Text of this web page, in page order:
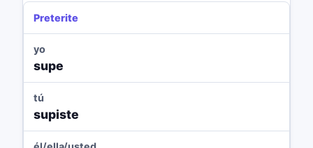
Preterite
yo
supe
tú
supiste